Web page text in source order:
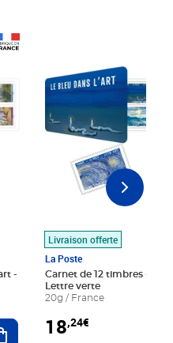
-
Ajouter au panier
Livraison offerte
La Poste
Carnet de 12 timbres - Le
Lettre verte
20g / France
18,24€